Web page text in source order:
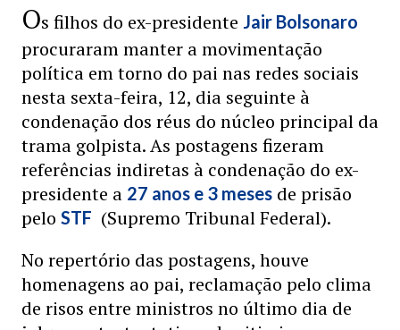
Os filhos do ex-presidente Jair Bolsonaro
procuraram manter a movimentação
política em torno do pai nas redes sociais
nesta sexta-feira, 12, dia seguinte à
condenação dos réus do núcleo principal da
trama golpista. As postagens fizeram
referências indiretas à condenação do ex-
presidente a 27 anos e 3 meses de prisão
pelo STF (Supremo Tribunal Federal).
No repertório das postagens, houve
homenagens ao pai, reclamação pelo clima
de risos entre ministros no último dia de